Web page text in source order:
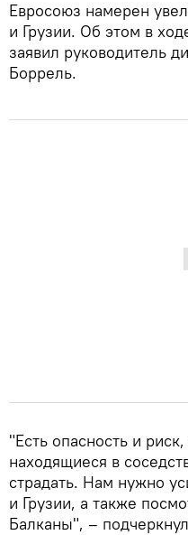
Евросоюз намерен
и Грузии. Об этом в
заявил руководитель
Боррель.
"Есть опасность и
находящиеся в
страдать. Нам нужно
и Грузии, а также
Балканы", –